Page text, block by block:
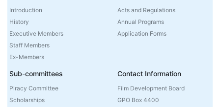
Introduction
History
Executive Members
Staff Members
Ex-Members
Acts and Regulations
Annual Programs
Application Forms
Sub-committees
Piracy Committee
Scholarships
Contact Information
Film Development Board
GPO Box 4400